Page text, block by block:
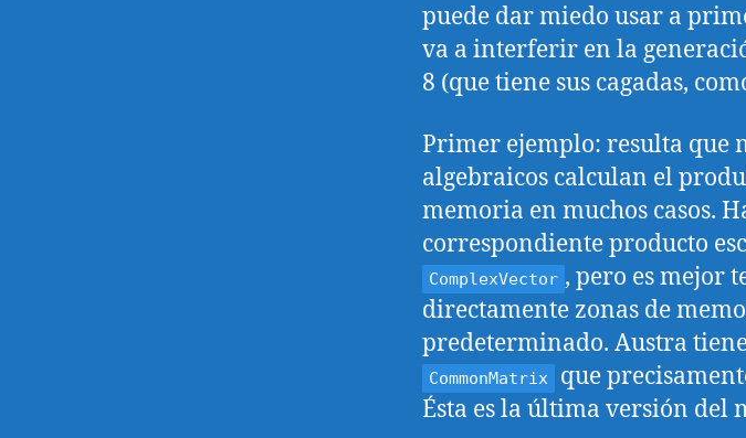
puede dar miedo usar a
va a interferir en la
8 (que tiene sus cagadas,
Primer ejemplo: resulta que
algebraicos calculan el
memoria en muchos casos.
correspondiente producto
ComplexVector , pero es mejor
directamente zonas de
predeterminado. Austra
CommonMatrix
que
Ésta es la última versión del